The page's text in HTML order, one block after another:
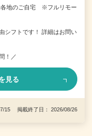
各地のご自宅 ※フルリモー
シフトです！ 詳細はお問い
！／
見る
15 掲載終了日： 2026/08/26